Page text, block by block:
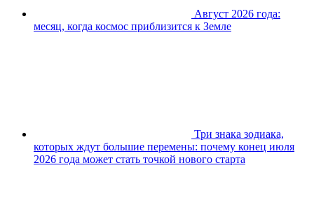
Август 2026 года:
месяц, когда космос приблизится к Земле
Три знака зодиака,
которых ждут большие перемены: почему конец июля
2026 года может стать точкой нового старта